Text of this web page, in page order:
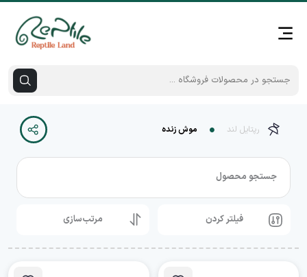
رپتایل لند موش زنده
جستجو محصول
فیلتر کردن مرتب‌سازی